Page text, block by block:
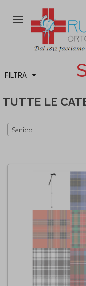
Attiva/disattiva
FILTRA
TUTTE LE
Sanico